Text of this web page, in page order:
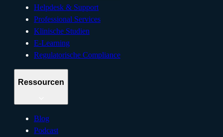
Helpdesk & Support
Professional Services
Klinische Studien
E-Learning
Regulatorische Compliance
Ressourcen
Blog
Podcast